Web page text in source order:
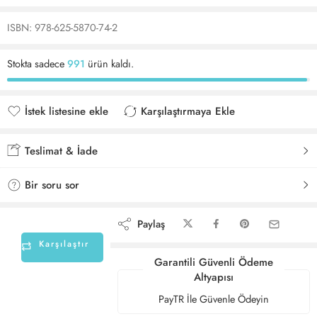
5.00puan
ISBN: 978-625-5870-74-2
Stokta sadece991 ürün kaldı.
İstek listesine ekle
Karşılaştırmaya Ekle
Teslimat & İade
Bir soru sor
Karşılaştır
Paylaş
Garantili Güvenli Ödeme
Altyapısı
PayTR İle Güvenle Ödeyin